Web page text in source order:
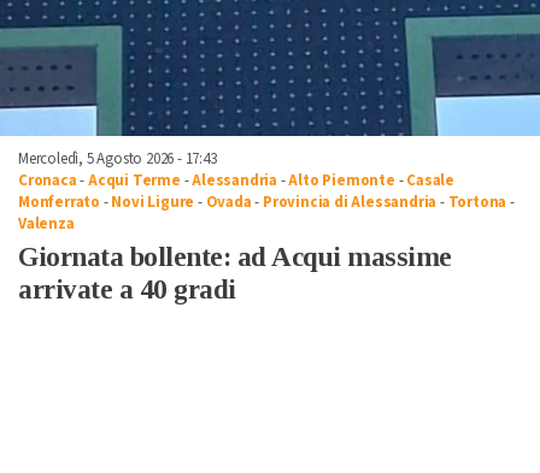
Mercoledì, 5 Agosto 2026 - 17:43
Cronaca-Acqui Terme -Alessandria -Alto Piemonte -Casale
Monferrato -Novi Ligure - Ovada- Provincia di Alessandria - Tortona -
Valenza
Giornata bollente: ad Acqui massime
arrivate a 40 gradi